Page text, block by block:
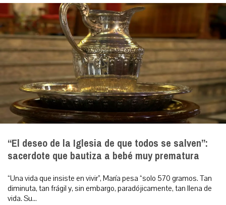
“El deseo de la Iglesia de que todos se salven”:
sacerdote que bautiza a bebé muy prematura
“Una vida que insiste en vivir”, María pesa “solo 570 gramos. Tan
diminuta, tan frágil y, sin embargo, paradójicamente, tan llena de
vida. Su...